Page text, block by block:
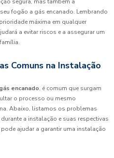
fogão a gás encanado. Lembrando
máxima em qualquer
a evitar riscos e a assegurar um
Comuns na Instalação
encanado, é comum que surgam
o processo ou mesmo
Abaixo, listamos os problemas
a instalação e suas respectivas
ajudar a garantir uma instalação